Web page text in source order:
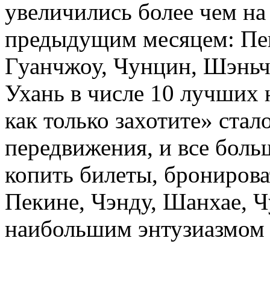
увеличились более чем
предыдущим месяцем:
Гуанчжоу, Чунцин,
Ухань в числе 10 лучших
как только захотите»
передвижения, и все
копить билеты,
Пекине, Чэнду, Шанхае,
наибольшим